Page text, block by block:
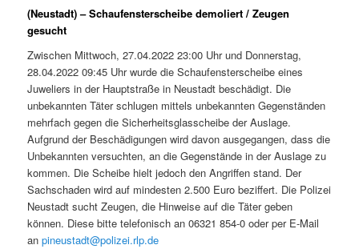
(Neustadt) – Schaufensterscheibe demoliert / Zeugen
gesucht
Zwischen Mittwoch, 27.04.2022 23:00 Uhr und Donnerstag,
28.04.2022 09:45 Uhr wurde die Schaufensterscheibe eines
Juweliers in der Hauptstraße in Neustadt beschädigt. Die
unbekannten Täter schlugen mittels unbekannten Gegenständen
mehrfach gegen die Sicherheitsglasscheibe der Auslage.
Aufgrund der Beschädigungen wird davon ausgegangen, dass die
Unbekannten versuchten, an die Gegenstände in der Auslage zu
kommen. Die Scheibe hielt jedoch den Angriffen stand. Der
Sachschaden wird auf mindesten 2.500 Euro beziffert. Die Polizei
Neustadt sucht Zeugen, die Hinweise auf die Täter geben
können. Diese bitte telefonisch an 06321 854-0 oder per E-Mail
anpineustadt@polizei.rlp.de